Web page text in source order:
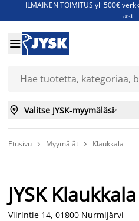
ILMAINEN TOIMITUS yli 500€
asti
Jenkkisänkyjä -

 Valitse JYSK-myymäläsi
Etusivu  Myymälät  Klaukkala
JYSK Klaukkala
Viirintie 14, 01800 Nurmijärvi